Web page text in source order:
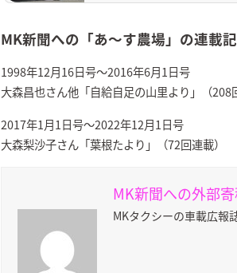
MK新聞への「あ～す農場」の連載
1998年12月16日号～2016年6月1日号
大森昌也さん他「自給自足の山里より」（208
2017年1月1日号～2022年12月1日号
大森梨沙子さん「葉根たより」（72回連載）
MK新聞への外部
MKタクシーの車載広報